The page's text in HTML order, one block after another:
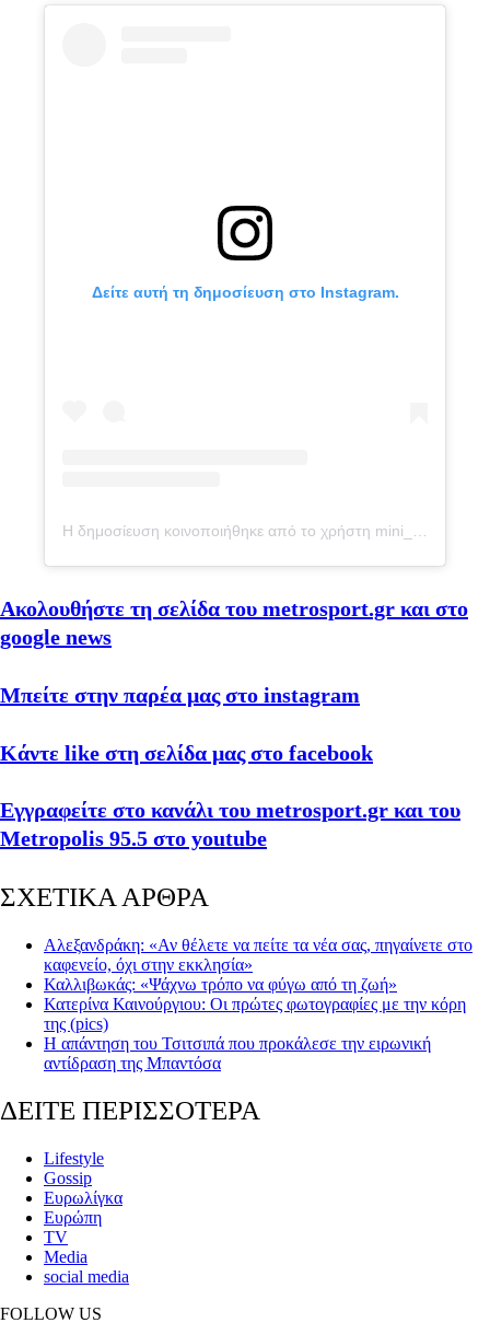
Δείτε αυτή τη δημοσίευση στο Instagram.
Ακολουθήστε τη σελίδα του metrosport.gr και στο
google news
Μπείτε στην παρέα μας στο instagram
Κάντε like στη σελίδα μας στο facebook
Εγγραφείτε στο κανάλι του metrosport.gr και του
Metropolis 95.5 στο youtube
ΣΧΕΤΙΚΑ ΑΡΘΡΑ
Αλεξανδράκη: «Αν θέλετε να πείτε τα νέα σας, πηγαίνετε στο
καφενείο, όχι στην εκκλησία»
Καλλιβωκάς: «Ψάχνω τρόπο να φύγω από τη ζωή»
Κατερίνα Καινούργιου: Οι πρώτες φωτογραφίες με την κόρη
της (pics)
Η απάντηση του Τσιτσιπά που προκάλεσε την ειρωνική
αντίδραση της Μπαντόσα
ΔΕΙΤΕ ΠΕΡΙΣΣΟΤΕΡΑ
Lifestyle
Gossip
Ευρωλίγκα
Ευρώπη
TV
Media
social media
FOLLOW US